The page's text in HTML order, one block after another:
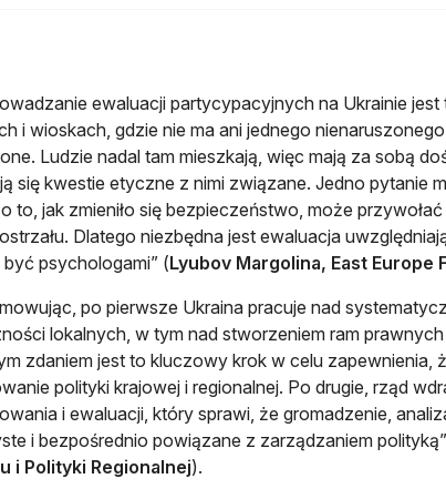
ewaluacji partycypacyjnych na Ukrainie
i wioskach, gdzie nie ma ani jednego
Ludzie nadal tam mieszkają, więc mają za sobą
się kwestie etyczne z nimi związane. Jedno pytanie
to, jak zmieniło się bezpieczeństwo, może
Dlatego niezbędna jest ewaluacja
psychologami” (Lyubov Margolina, East Europe
po pierwsze Ukraina pracuje nad
lokalnych, w tym nad stworzeniem ram
zdaniem jest to kluczowy krok w celu zapewnienia,
polityki krajowej i regionalnej. Po drugie, rząd
i ewaluacji, który sprawi, że gromadzenie,
i bezpośrednio powiązane z zarządzaniem
i Polityki Regionalnej).